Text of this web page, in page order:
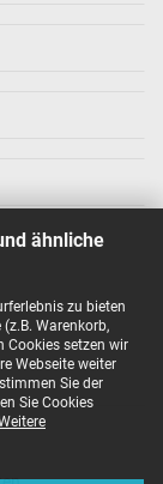
ähnliche
zu bieten
Warenkorb,
Cookies setzen wir
Webseite weiter
Sie der
Sie Cookies